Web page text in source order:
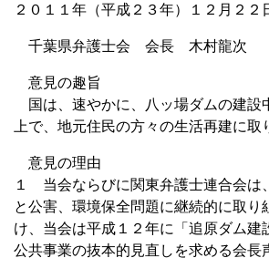
２０１１年（平成２３年）１２月２２
千葉県弁護士会 会長 木村龍次
意見の趣旨
国は、速やかに、八ッ場ダムの建設
上で、地元住民の方々の生活再建に取
意見の理由
１ 当会ならびに関東弁護士連合会は
と公害、環境保全問題に継続的に取り
け、当会は平成１２年に「追原ダム建
公共事業の抜本的見直しを求める会長